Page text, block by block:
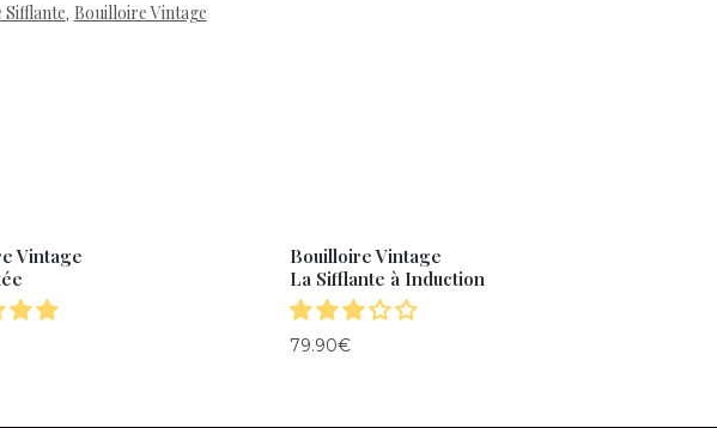
, Bouilloire Vintage
Vintage
Bouilloire Vintage
La Sifflante à Induction
79.90€